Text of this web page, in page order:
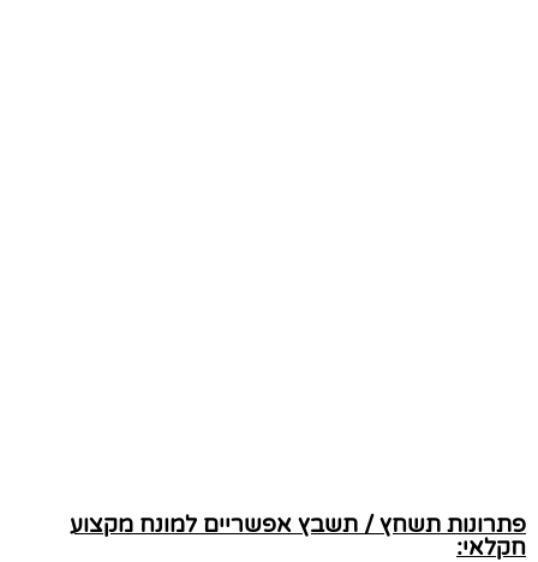
פתרונות תשחץ / תשבץ אפשריים למונח מקצוע
חקלאי: